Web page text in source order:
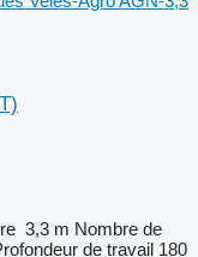
3,3 m Nombre de
de travail 180